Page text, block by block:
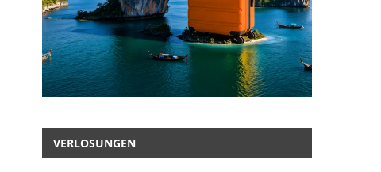
VERLOSUNGEN